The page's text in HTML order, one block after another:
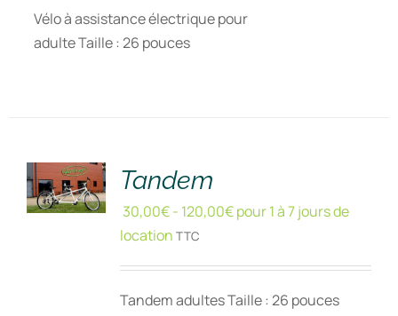
Vélo à assistance électrique pour
adulte Taille : 26 pouces
DÉTAILS
Tandem
30,00€- 120,00€pour 1 à 7 jours de
location TTC
Tandem adultes Taille : 26 pouces